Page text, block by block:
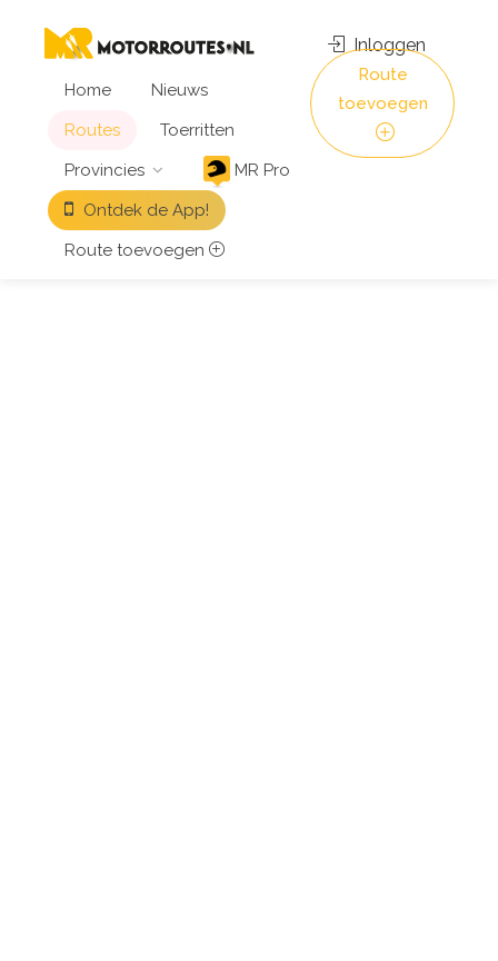
Home
Nieuws
Routes
Toerritten
Provincies
MR Pro
Ontdek de App!
Route toevoegen
Inloggen
Route
toevoegen